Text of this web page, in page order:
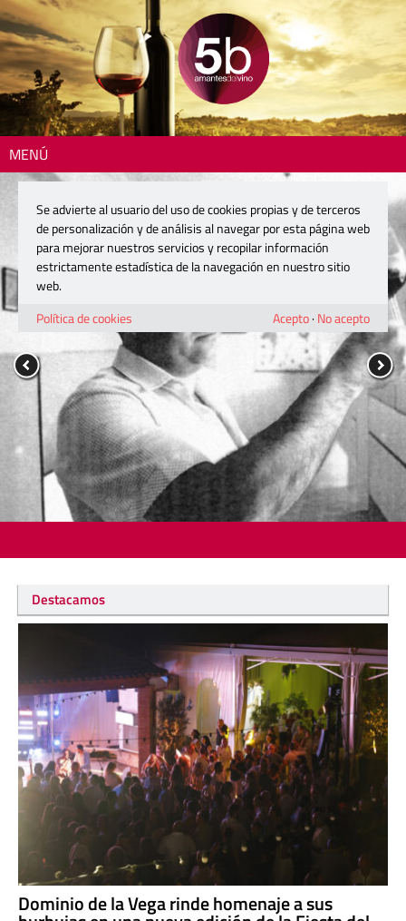
MENÚ
Destacamos
Dominio de la Vega rinde homenaje a sus
Se advierte al usuario del uso de cookies propias y de terceros
de personalización y de análisis al navegar por esta página web
para mejorar nuestros servicios y recopilar información
estrictamente estadística de la navegación en nuestro sitio
web.
Política de cookies
Acepto· No acepto